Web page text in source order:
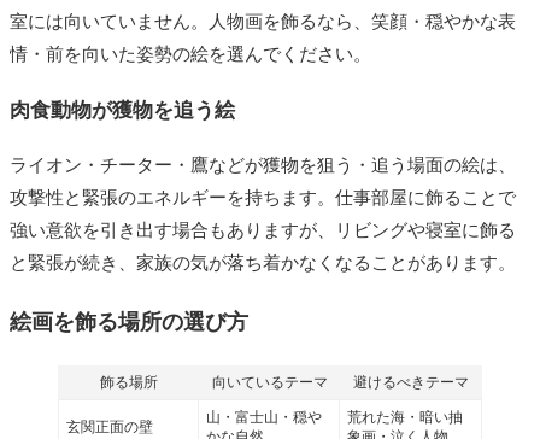
室には向いていません。人物画を飾るなら、笑顔・穏やかな表
情・前を向いた姿勢の絵を選んでください。
肉食動物が獲物を追う絵
ライオン・チーター・鷹などが獲物を狙う・追う場面の絵は、
攻撃性と緊張のエネルギーを持ちます。仕事部屋に飾ることで
強い意欲を引き出す場合もありますが、リビングや寝室に飾る
と緊張が続き、家族の気が落ち着かなくなることがあります。
絵画を飾る場所の選び方
飾る場所 向いているテーマ 避けるべきテーマ
玄関正面の壁
山・富士山・穏や
荒れた海・暗い抽